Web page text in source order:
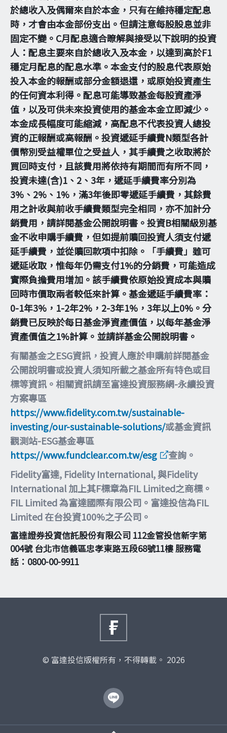
於總收入及偶爾來自於本金，只有在維持穩定配息
時，才會由本金部份支出。但請注意每股股息並非
固定不變。C月配息適合瞭解與接受以下說明的投資
人：配息主要來自於總收入及本金，以達到高於F1
穩定月配息的配息水準。本金支付的股息代表原始
投入本金的報酬或部分金額退還，或原始投資產生
的任何資本利得。配息可能導致基金每股資產淨
值，以及可供未來投資使用的基金本金立即減少。
本金成長幅度可能縮減，高配息不代表投資人總投
資的正報酬或高報酬。投資遞延手續費N類型各計
價幣別受益權單位之受益人，其手續費之收取將於
買回時支付，且該費用將依持有期間而有所不同，
投資未達(含)1、2、3年，遞延手續費率分別為
3%、2%、1%，滿3年後即零遞延手續費，其餘費
用之計收與前收手續費類型完全相同，亦不加計分
銷費用，請詳閱基金公開說明書。投資B相關級別基
金不收申購手續費，但如提前贖回投資人須支付遞
延手續費，並從贖回款項中扣除。「手續費」雖可
遞延收取，惟每年仍需支付1%的分銷費，可能造成
實際負擔費用增加。該手續費依原始投資成本與贖
回時市價取兩者較低來計算。基金遞延手續費率：
0-1年3%，1-2年2%，2-3年1%，3年以上0%。分
銷費已反映於每日基金淨資產價值，以每年基金淨
資產價值之1%計算。並請詳基金公開說明書。
有關基金之ESG資訊，投資人應於申購前詳閱基金
公開說明書或投資人須知所載之基金所有特色或目
標等資訊。相關資訊請至富達投資服務網-永續投資
方案專區
https://www.fidelity.com.tw/sustainable-
investing/our-sustainable-solutions/或基金資訊
觀測站-ESG基金專區
https://www.fundclear.com.tw/esg
查詢。
Fidelity富達, Fidelity International, 與Fidelity
International 加上其F標章為FIL Limited之商標。
FIL Limited 為富達國際有限公司。富達投信為FIL
Limited 在台投資100%之子公司。
富達證券投資信託股份有限公司 112金管投信新字第
004號 台北市信義區忠孝東路五段68號11樓 服務電
話：0800-00-9911
© 富達投信版權所有，不得轉載。 2026